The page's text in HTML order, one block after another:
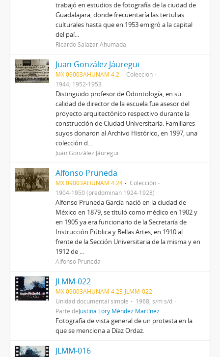
trabajó en estudios de fotografía de la ciudad de
Guadalajara, donde frecuentaría las tertulias
culturales hasta que en 1953 emigró a la capital
del paí...
Ricardo Salazar Ahumada
Juan González Jáuregui
MX 09003AHUNAM 4.2
Colección
1944; 1952-1953
Distinguido profesor de Odontología, en su
calidad de director de la escuela fue asesor del
proyecto arquitectónico respectivo durante la
construcción de Ciudad Universitaria. Familiares
suyos donaron al Archivo Histórico, en 1997, una
colección d...
Juan González Jáuregui
Alfonso Pruneda
MX 09003AHUNAM 4.24
Colección
1904-1950 (predominan 1924-1928)
Alfonso Pruneda García nació en la ciudad de
México en 1879, se tituló como médico en 1902 y
en 1905 ya era funcionario de la Secretaría de
Instrucción Pública y Bellas Artes, en 1910 al
frente de la Sección Universitaria de la misma y en
1912 de ...
Alfonso Pruneda
JLMM-022
MX 09003AHUNAM 4.23-JLMM-022
Unidad documental simple
1968, s/m s/d
Parte deJustina Lory Méndez Martínez
Fotografía de vista general de un protesta en la
que se menciona a Díaz Ordaz.
JLMM-016